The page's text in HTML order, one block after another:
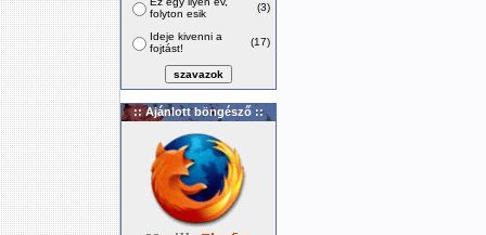
folyton esik
(3)
Ideje kivenni a
fojtást!
(17)
:: Ajánlott böngésző ::